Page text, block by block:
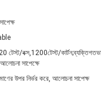
টেস্ট/বক্স,1200টেস্ট/
সাপেক্ষে
উপর নির্ভর করে, আলোচনা সাপেক্ষ